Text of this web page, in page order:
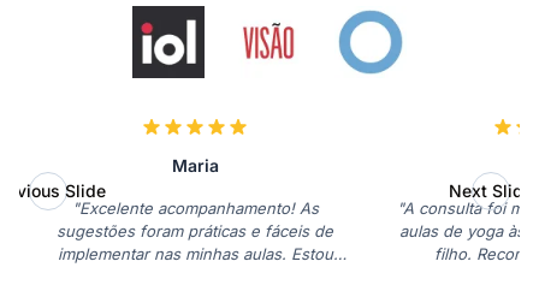
Maria
"Excelente acompanhamento! As
sugestões foram práticas e fáceis de
implementar nas minhas aulas. Estou
"A consulta foi
aulas de yoga às
filho.
Slide Next Slide